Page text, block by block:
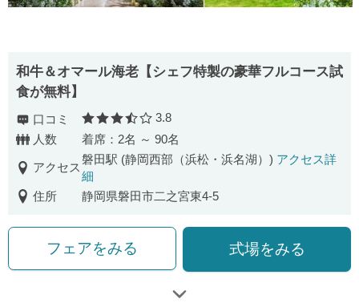
和牛＆オマール海老【シェフ特製の豪華フルコース試
食が無料】
口コミ 口コミ評価
3.8
人数
着席：2名 ～ 90名
アクセス
磐田駅 (静岡西部（浜松・浜名湖）) アクセス詳
細
住所
静岡県磐田市二之宮東4-5
フェアをみる 式場をみる